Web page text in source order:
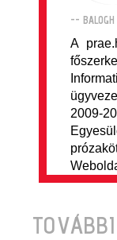
--
A
2009-